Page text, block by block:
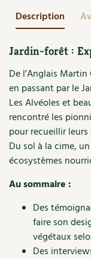
Cuisine saine
Manger bio
Cures, régimes
Dessert,
Techniques,
Agenda,
Feuilleter le
Le magazine
Stages
Cartes cadeau
Séjourner en Trièves
Outils et ustensiles
Ravageurs et
Petit élevage
Cuisine saine
Recettes de
Recettes par type
Habitat écologique
Cuisine saine
Soins naturels
Les 4 saisons&
Questions à la
Description
Jardin-forêt :
De l’Anglais
en passant par le
Les Alvéoles et
rencontré les
pour recueillir leurs
Du sol à la cime,
écosystèmes
Au sommaire :
Des
faire son
végétaux
Des